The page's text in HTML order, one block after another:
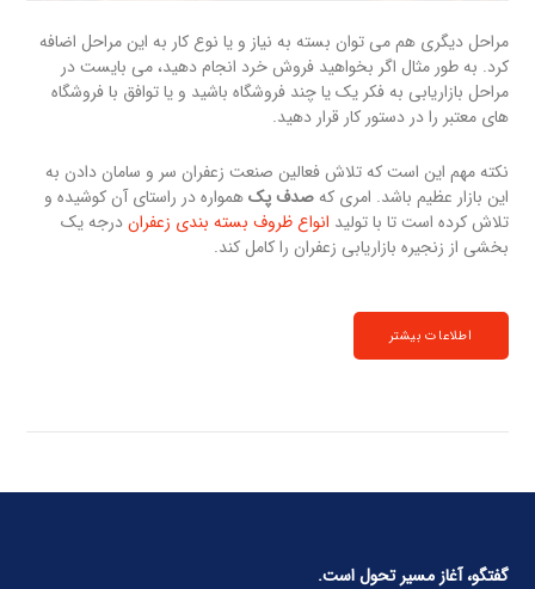
مراحل دیگری هم می توان بسته به نیاز و یا نوع کار به این مراحل اضافه
کرد. به طور مثال اگر بخواهید فروش خرد انجام دهید، می بایست در
مراحل بازاریابی به فکر یک یا چند فروشگاه باشید و یا توافق با فروشگاه
های معتبر را در دستور کار قرار دهید.
نکته مهم این است که تلاش فعالین صنعت زعفران سر و سامان دادن به
این بازار عظیم باشد. امری کهصدف پکهمواره در راستای آن کوشیده و
تلاش کرده است تا با تولید انواع ظروف بسته بندی زعفراندرجه یک
بخشی از زنجیره بازاریابی زعفران را کامل کند.
اطلاعات بیشتر
گفتگو، آغاز مسیر تحول است.